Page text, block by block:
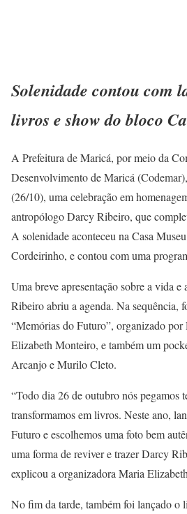
Solenidade contou com
livros e show do bloco
A Prefeitura de Maricá, por meio da
Desenvolvimento de Maricá
(26/10), uma celebração em
antropólogo Darcy Ribeiro, que
A solenidade aconteceu na Casa
Cordeirinho, e contou com uma
Uma breve apresentação sobre a vida
Ribeiro abriu a agenda. Na sequência,
“Memórias do Futuro”, organizado
Elizabeth Monteiro, e também um
Arcanjo e Murilo Cleto.
“Todo dia 26 de outubro nós pegamos
transformamos em livros. Neste ano,
Futuro e escolhemos uma foto bem
uma forma de reviver e trazer Darcy
explicou a organizadora Maria
No fim da tarde, também foi lançado o